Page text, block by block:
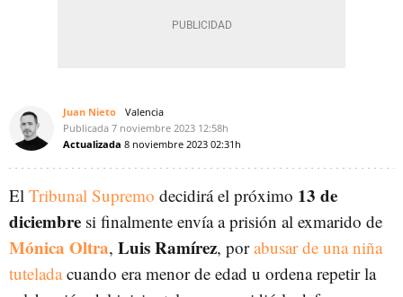
Juan Nieto
Valencia
Publicada 7 noviembre 2023 12:58h
Actualizada 8 noviembre 2023 02:31h
El Tribunal Supremo decidirá el próximo 13 de
diciembre si finalmente envía a prisión al exmarido de
Mónica Oltra, Luis Ramírez, porabusar de una niña
tuteladacuando era menor de edad u ordena repetir la